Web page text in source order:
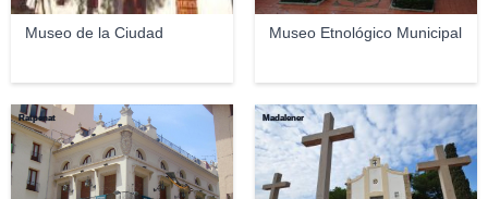
Museo de la Ciudad Museo Etnológico Municipal
Ratpenat Madalener